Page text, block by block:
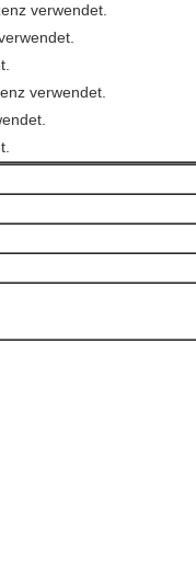
verwendet.
verwendet.